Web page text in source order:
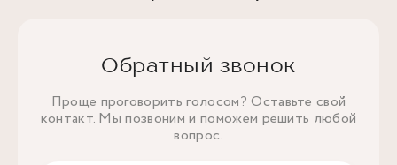
Обратный звонок
Проще проговорить голосом? Оставьте свой
контакт. Мы позвоним и поможем решить любой
вопрос.